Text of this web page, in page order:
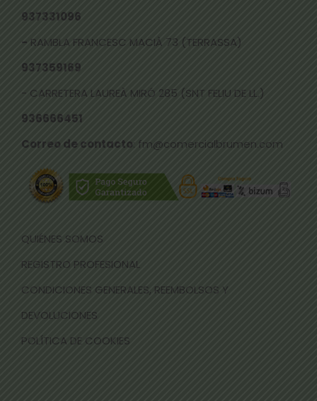
937331096
- RAMBLA FRANCESC MACIÀ 73 (TERRASSA)
937359169
- CARRETERA LAUREÀ MIRÓ 285 (SNT FELIU DE LL.)
936666451
Correo de contacto: fm@comercialbrumen.com
QUIÉNES SOMOS
REGISTRO PROFESIONAL
CONDICIONES GENERALES, REEMBOLSOS Y
DEVOLUCIONES
POLÍTICA DE COOKIES